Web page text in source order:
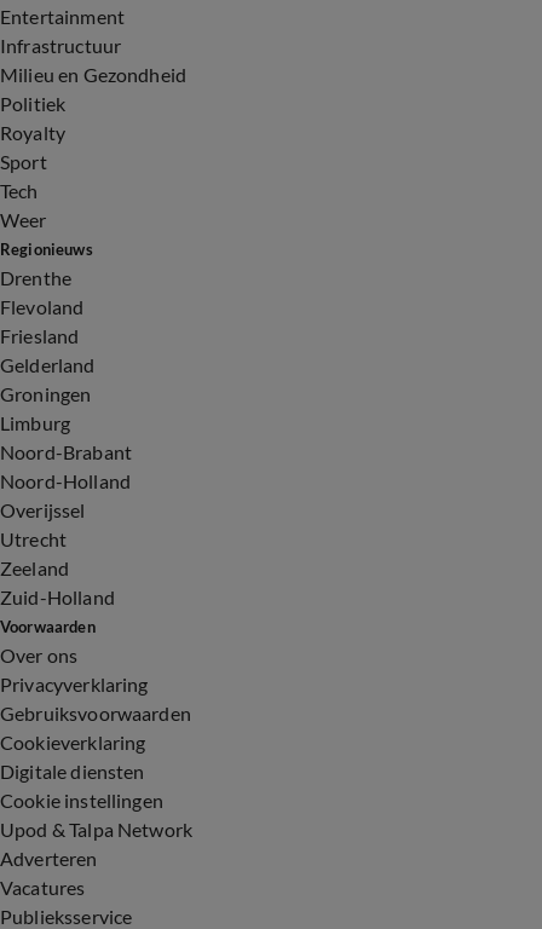
Entertainment
Infrastructuur
Milieu en Gezondheid
Politiek
Royalty
Sport
Tech
Weer
Regionieuws
Drenthe
Flevoland
Friesland
Gelderland
Groningen
Limburg
Noord-Brabant
Noord-Holland
Overijssel
Utrecht
Zeeland
Zuid-Holland
Voorwaarden
Over ons
Privacyverklaring
Gebruiksvoorwaarden
Cookieverklaring
Digitale diensten
Cookie instellingen
Upod & Talpa Network
Adverteren
Vacatures
Publieksservice